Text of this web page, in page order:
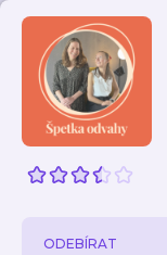
ODEBÍRAT